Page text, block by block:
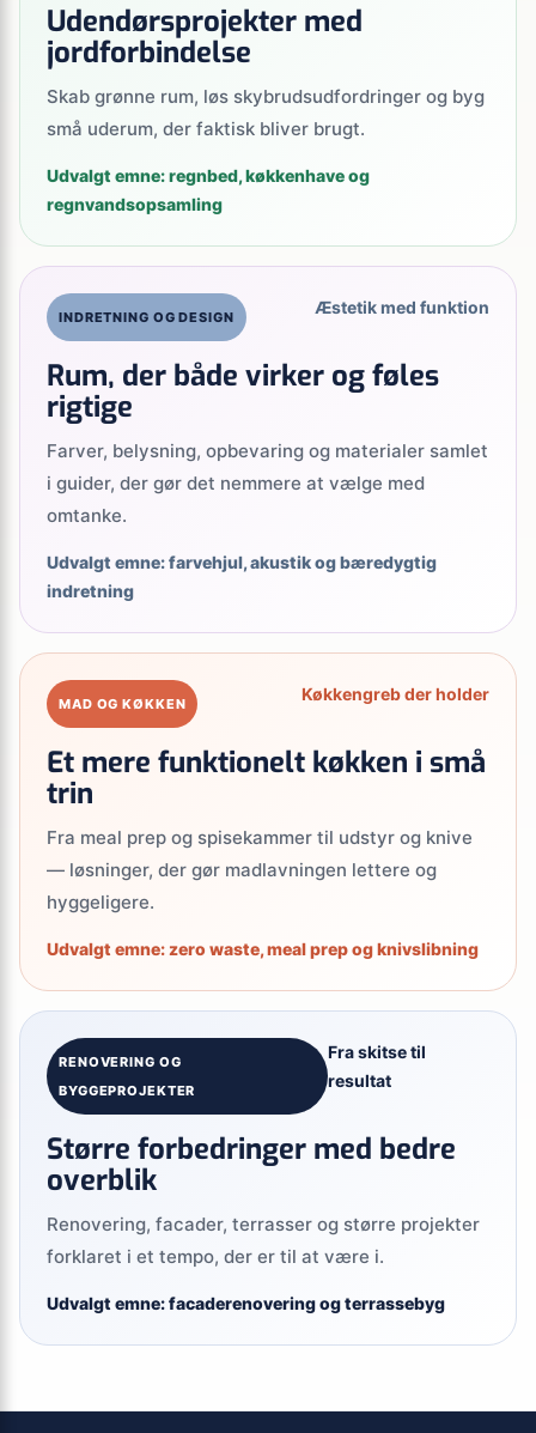
Udendørsprojekter med
jordforbindelse
Skab grønne rum, løs skybrudsudfordringer og byg
små uderum, der faktisk bliver brugt.
Udvalgt emne: regnbed, køkkenhave og
regnvandsopsamling
INDRETNING OG DESIGN Æstetik med funktion
Rum, der både virker og føles
rigtige
Farver, belysning, opbevaring og materialer samlet
i guider, der gør det nemmere at vælge med
omtanke.
Udvalgt emne: farvehjul, akustik og bæredygtig
indretning
MAD OG KØKKEN Køkkengreb der holder
Et mere funktionelt køkken i små
trin
Fra meal prep og spisekammer til udstyr og knive
— løsninger, der gør madlavningen lettere og
hyggeligere.
Udvalgt emne: zero waste, meal prep og knivslibning
RENOVERING OG
BYGGEPROJEKTER
Fra skitse til
resultat
Større forbedringer med bedre
overblik
Renovering, facader, terrasser og større projekter
forklaret i et tempo, der er til at være i.
Udvalgt emne: facaderenovering og terrassebyg